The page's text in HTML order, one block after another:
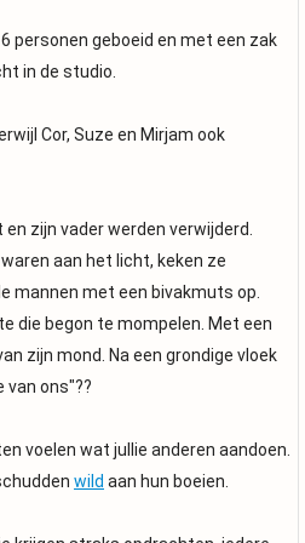
personen geboeid en met een zak
in de studio.
Cor, Suze en Mirjam ook
zijn vader werden verwijderd.
aan het licht, keken ze
mannen met een bivakmuts op.
die begon te mompelen. Met een
zijn mond. Na een grondige vloek
van ons"??
voelen wat jullie anderen aandoen.
wild aan hun boeien.